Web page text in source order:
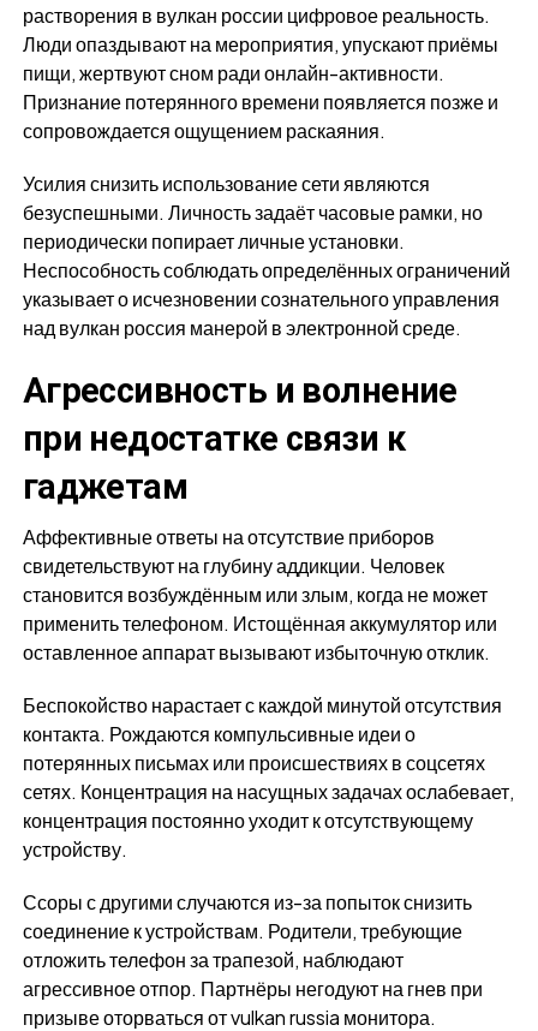
растворения в вулкан россии цифровое реальность.
Люди опаздывают на мероприятия, упускают приёмы
пищи, жертвуют сном ради онлайн-активности.
Признание потерянного времени появляется позже и
сопровождается ощущением раскаяния.
Усилия снизить использование сети являются
безуспешными. Личность задаёт часовые рамки, но
периодически попирает личные установки.
Неспособность соблюдать определённых ограничений
указывает о исчезновении сознательного управления
над вулкан россия манерой в электронной среде.
Агрессивность и волнение
при недостатке связи к
гаджетам
Аффективные ответы на отсутствие приборов
свидетельствуют на глубину аддикции. Человек
становится возбуждённым или злым, когда не может
применить телефоном. Истощённая аккумулятор или
оставленное аппарат вызывают избыточную отклик.
Беспокойство нарастает с каждой минутой отсутствия
контакта. Рождаются компульсивные идеи о
потерянных письмах или происшествиях в соцсетях
сетях. Концентрация на насущных задачах ослабевает,
концентрация постоянно уходит к отсутствующему
устройству.
Ссоры с другими случаются из-за попыток снизить
соединение к устройствам. Родители, требующие
отложить телефон за трапезой, наблюдают
агрессивное отпор. Партнёры негодуют на гнев при
призыве оторваться от vulkan russia монитора.